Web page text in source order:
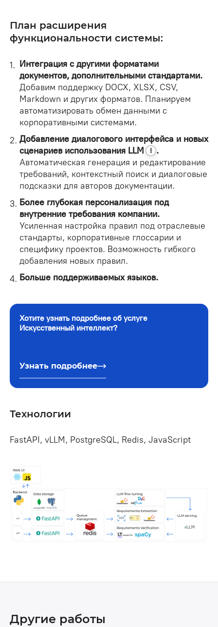
План расширения
функциональности системы:
Интеграция с другими форматами
документов, дополнительными стандартами.
Добавим поддержку DOCX, XLSX, CSV,
Markdown и других форматов. Планируем
автоматизировать обмен данными с
корпоративными системами.
Добавление диалогового интерфейса и новых
сценариев использования LLM ! .
Автоматическая генерация и редактирование
требований, контекстный поиск и диалоговые
подсказки для авторов документации.
Более глубокая персонализация под
внутренние требования компании.
Усиленная настройка правил под отраслевые
стандарты, корпоративные глоссарии и
специфику проектов. Возможность гибкого
добавления новых правил.
Больше поддерживаемых языков.
Хотите узнать подробнее об услуге
Искусственный интеллект?
Узнать подробнее
Технологии
FastAPI, vLLM, PostgreSQL, Redis, JavaScript
Другие работы